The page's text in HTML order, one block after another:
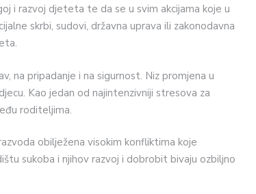
i razvoj djeteta te da se u svim akcijama koje u
skrbi, sudovi, državna uprava ili zakonodavna
na pripadanje i na sigurnost. Niz promjena u
Kao jedan od najintenzivniji stresova za
roditeljima.
obilježena visokim konfliktima koje
sukoba i njihov razvoj i dobrobit bivaju ozbiljno